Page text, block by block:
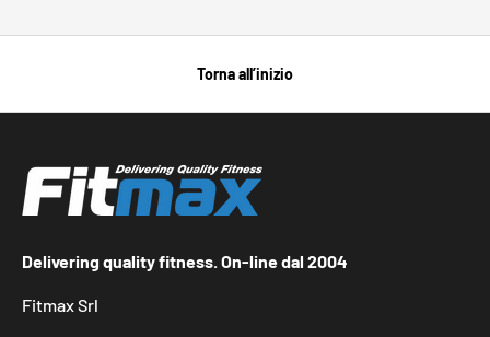
Torna all’inizio
Delivering quality fitness. On-line dal 2004
Fitmax Srl